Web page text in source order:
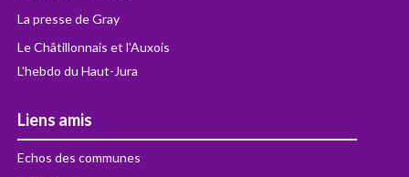
La presse de Gray
Le Châtillonnais et l'Auxois
L'hebdo du Haut-Jura
Liens amis
Echos des communes